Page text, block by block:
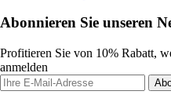
Abonnieren Sie unseren
Profitieren Sie von 10% Rabatt,
anmelden